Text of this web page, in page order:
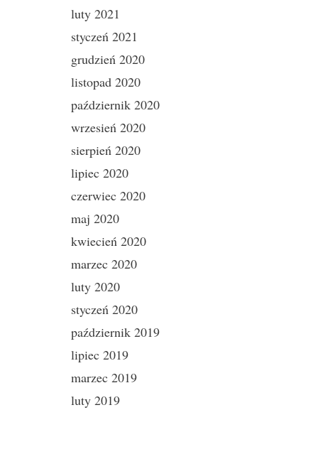
luty 2021
styczeń 2021
grudzień 2020
listopad 2020
październik 2020
wrzesień 2020
sierpień 2020
lipiec 2020
czerwiec 2020
maj 2020
kwiecień 2020
marzec 2020
luty 2020
styczeń 2020
październik 2019
lipiec 2019
marzec 2019
luty 2019